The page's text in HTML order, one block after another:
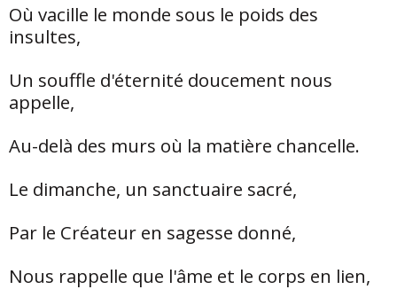
Où vacille le monde sous le poids des
insultes,
Un souffle d'éternité doucement nous
appelle,
Au-delà des murs où la matière chancelle.
Le dimanche, un sanctuaire sacré,
Par le Créateur en sagesse donné,
Nous rappelle que l'âme et le corps en lien,